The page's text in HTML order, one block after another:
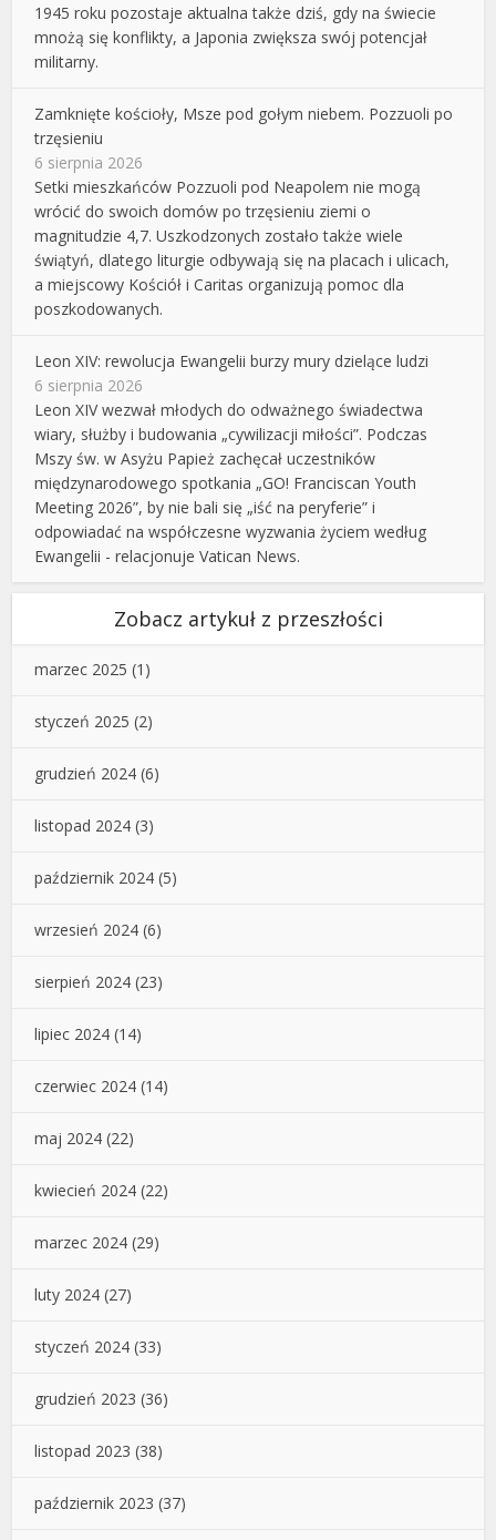
1945 roku pozostaje aktualna także dziś, gdy na świecie
mnożą się konflikty, a Japonia zwiększa swój potencjał
militarny.
Zamknięte kościoły, Msze pod gołym niebem. Pozzuoli po
trzęsieniu
6 sierpnia 2026
Setki mieszkańców Pozzuoli pod Neapolem nie mogą
wrócić do swoich domów po trzęsieniu ziemi o
magnitudzie 4,7. Uszkodzonych zostało także wiele
świątyń, dlatego liturgie odbywają się na placach i ulicach,
a miejscowy Kościół i Caritas organizują pomoc dla
poszkodowanych.
Leon XIV: rewolucja Ewangelii burzy mury dzielące ludzi
6 sierpnia 2026
Leon XIV wezwał młodych do odważnego świadectwa
wiary, służby i budowania „cywilizacji miłości”. Podczas
Mszy św. w Asyżu Papież zachęcał uczestników
międzynarodowego spotkania „GO! Franciscan Youth
Meeting 2026”, by nie bali się „iść na peryferie” i
odpowiadać na współczesne wyzwania życiem według
Ewangelii - relacjonuje Vatican News.
Zobacz artykuł z przeszłości
marzec 2025 (1)
styczeń 2025 (2)
grudzień 2024 (6)
listopad 2024 (3)
październik 2024 (5)
wrzesień 2024 (6)
sierpień 2024 (23)
lipiec 2024 (14)
czerwiec 2024 (14)
maj 2024 (22)
kwiecień 2024 (22)
marzec 2024 (29)
luty 2024 (27)
styczeń 2024 (33)
grudzień 2023 (36)
listopad 2023 (38)
październik 2023 (37)